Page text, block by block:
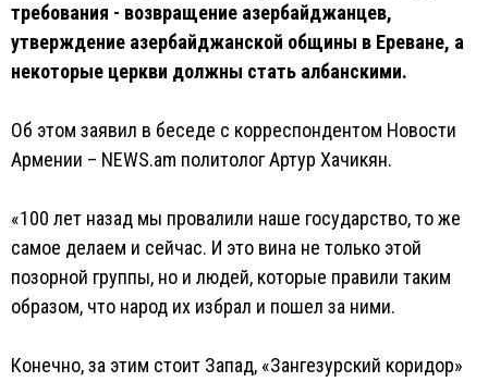
требования - возвращение азербайджанцев,
утверждение азербайджанской общины в Ереване, а
некоторые церкви должны стать албанскими.
Об этом заявил в беседе с корреспондентом Новости
Армении – NEWS.am политолог Артур Хачикян.
«100 лет назад мы провалили наше государство, то же
самое делаем и сейчас. И это вина не только этой
позорной группы, но и людей, которые правили таким
образом, что народ их избрал и пошел за ними.
Конечно, за этим стоит Запад, «Зангезурский коридор»